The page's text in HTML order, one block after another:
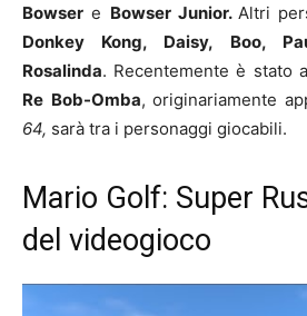
Bowser e Bowser Junior.Altri
Donkey Kong, Daisy, Boo,
Rosalinda. Recentemente è stato
Re Bob-Omba, originariamente
64, sarà tra i personaggi giocabili.
Mario Golf: Super
del videogioco